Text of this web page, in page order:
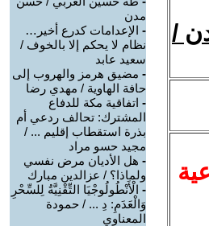
/
مدن
- الإعدامات كدرع أخير…
نظام لا يحكم إلا بالخوف /
سعيد عابد
- مضيق هرمز والهروب إلى
حافة الهاوية / مهدي رضا
- اتفاقية مكة للدفاع
المشترك: تحالف ردعي أم
بذرة استقطاب إقليم ... /
مجيد حسو مراد
- هل الأديان مرض نفسي
ولماذا؟ / عزالدين مبارك
- الْأَنْطُولُوجْيَا التِّقْنِيَّةُ لِلسِّحْرِ
وَالْعَدَمِ: دِ ... / حمودة
المعناوي